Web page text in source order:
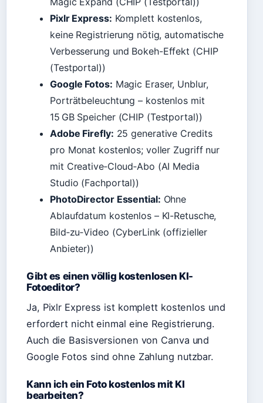
Pixlr Express: Komplett kostenlos,
keine Registrierung nötig, automatische
Verbesserung und Bokeh-Effekt (CHIP
(Testportal))
Google Fotos: Magic Eraser, Unblur,
Porträtbeleuchtung – kostenlos mit
15 GB Speicher (CHIP (Testportal))
Adobe Firefly: 25 generative Credits
pro Monat kostenlos; voller Zugriff nur
mit Creative‑Cloud‑Abo (AI Media
Studio (Fachportal))
PhotoDirector Essential: Ohne
Ablaufdatum kostenlos – KI-Retusche,
Bild‑zu‑Video (CyberLink (offizieller
Anbieter))
Gibt es einen völlig kostenlosen KI-
Fotoeditor?
Ja, Pixlr Express ist komplett kostenlos und
erfordert nicht einmal eine Registrierung.
Auch die Basisversionen von Canva und
Google Fotos sind ohne Zahlung nutzbar.
Kann ich ein Foto kostenlos mit KI
bearbeiten?